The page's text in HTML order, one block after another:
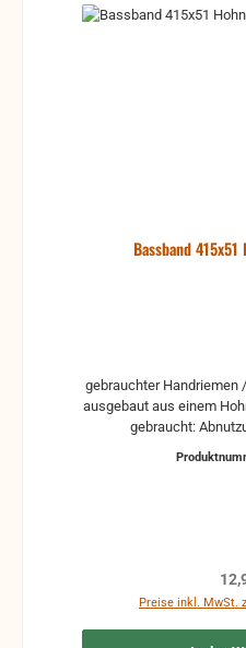
Bassband
gebrauchter Handriemen
ausgebaut aus einem Hohner
Kratzer, leichte
Preise inkl. MwSt.